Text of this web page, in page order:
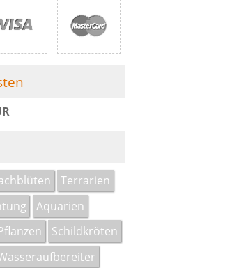
Terrarien
Aquarien
Schildkröten